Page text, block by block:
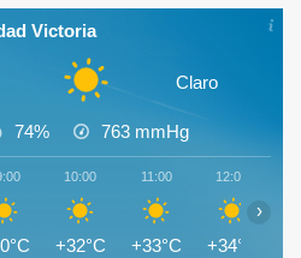
Victoria
Claro
74% 763 mmHg
10:00
+32°C
11:00
+33°C
12:00
+34°C
›